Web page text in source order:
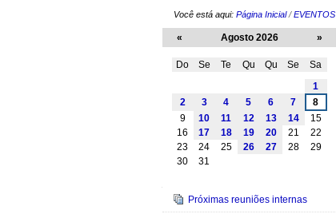
Você está aqui: Página Inicial /EVENTOS
« Agosto 2026 »
Do Se Te Qu Qu Se
Sa
1
2
3 4 5 6 7
8
9
10 11 12 13 14
15
16
17 18 19 20 21
22
23
24 25 26 27 28
29
30
31
Navegação
Próximas reuniões internas